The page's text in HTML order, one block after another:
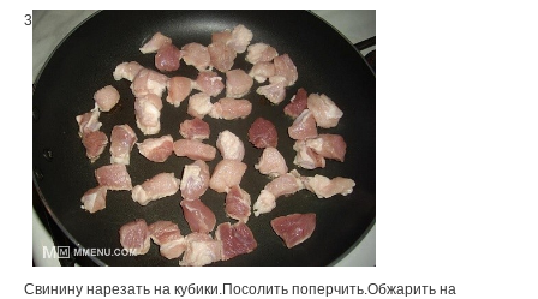
3
Свинину нарезать на кубики.Посолить поперчить.Обжарить на